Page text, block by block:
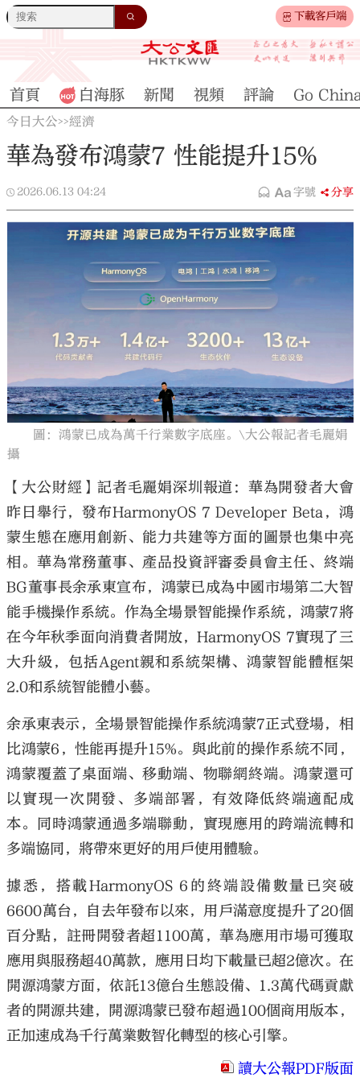
下載客戶端
首頁 白海豚 新聞 視頻 評論 Go
今日大公>>經濟
華為發布鴻蒙7 性能提升15%
2026.06.13 04:24 字號 分享
圖：鴻蒙已成為萬千行業數字底座。\大公報記者毛麗娟
攝
【大公財經】記者毛麗娟深圳報道：華為開發者大會
昨日舉行，發布HarmonyOS 7 Developer Beta，鴻
蒙生態在應用創新、能力共建等方面的圖景也集中亮
相。華為常務董事、產品投資評審委員會主任、終端
BG董事長余承東宣布，鴻蒙已成為中國市場第二大智
能手機操作系統。作為全場景智能操作系統，鴻蒙7將
在今年秋季面向消費者開放，HarmonyOS 7實現了三
大升級，包括Agent親和系統架構、鴻蒙智能體框架
2.0和系統智能體小藝。
余承東表示，全場景智能操作系統鴻蒙7正式登場，相
比鴻蒙6，性能再提升15%。與此前的操作系統不同，
鴻蒙覆蓋了桌面端、移動端、物聯網終端。鴻蒙還可
以實現一次開發、多端部署，有效降低終端適配成
本。同時鴻蒙通過多端聯動，實現應用的跨端流轉和
多端協同，將帶來更好的用戶使用體驗。
據悉，搭載HarmonyOS 6的終端設備數量已突破
6600萬台，自去年發布以來，用戶滿意度提升了20個
百分點，註冊開發者超1100萬，華為應用市場可獲取
應用與服務超40萬款，應用日均下載量已超2億次。在
開源鴻蒙方面，依託13億台生態設備、1.3萬代碼貢獻
者的開源共建，開源鴻蒙已發布超過100個商用版本，
正加速成為千行萬業數智化轉型的核心引擎。
讀大公報PDF版面